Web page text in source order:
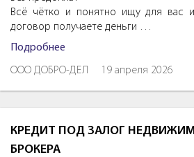
Всё чётко и понятно ищу для вас
договор получаете деньги …
Подробнее
ООО ДОБРО-ДЕЛ 19 апреля 2026
КРЕДИТ ПОД ЗАЛОГ
БРОКЕРА